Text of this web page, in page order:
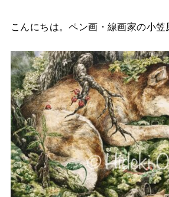
こんにちは。ペン画・線画家の小笠